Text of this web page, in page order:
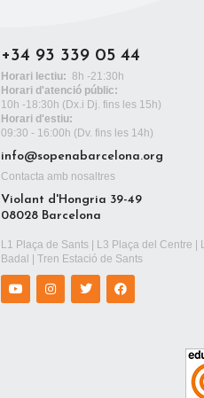
+34 93 339 05 44
Horari lectiu: 8h -21:30h
Horari d'atenció públic:
10h -18:30h (Dx.i Dj. fins les 15h)
Horari d'estiu:
09:30 - 16:00h (Dv. fins les 14h)
info@sopenabarcelona.org
Contacta amb nosaltres
Violant d'Hongria 39-49
08028 Barcelona
L1 Plaça de Sants | L3 Plaça del Centre |
Badal | Tren Estació de Sants